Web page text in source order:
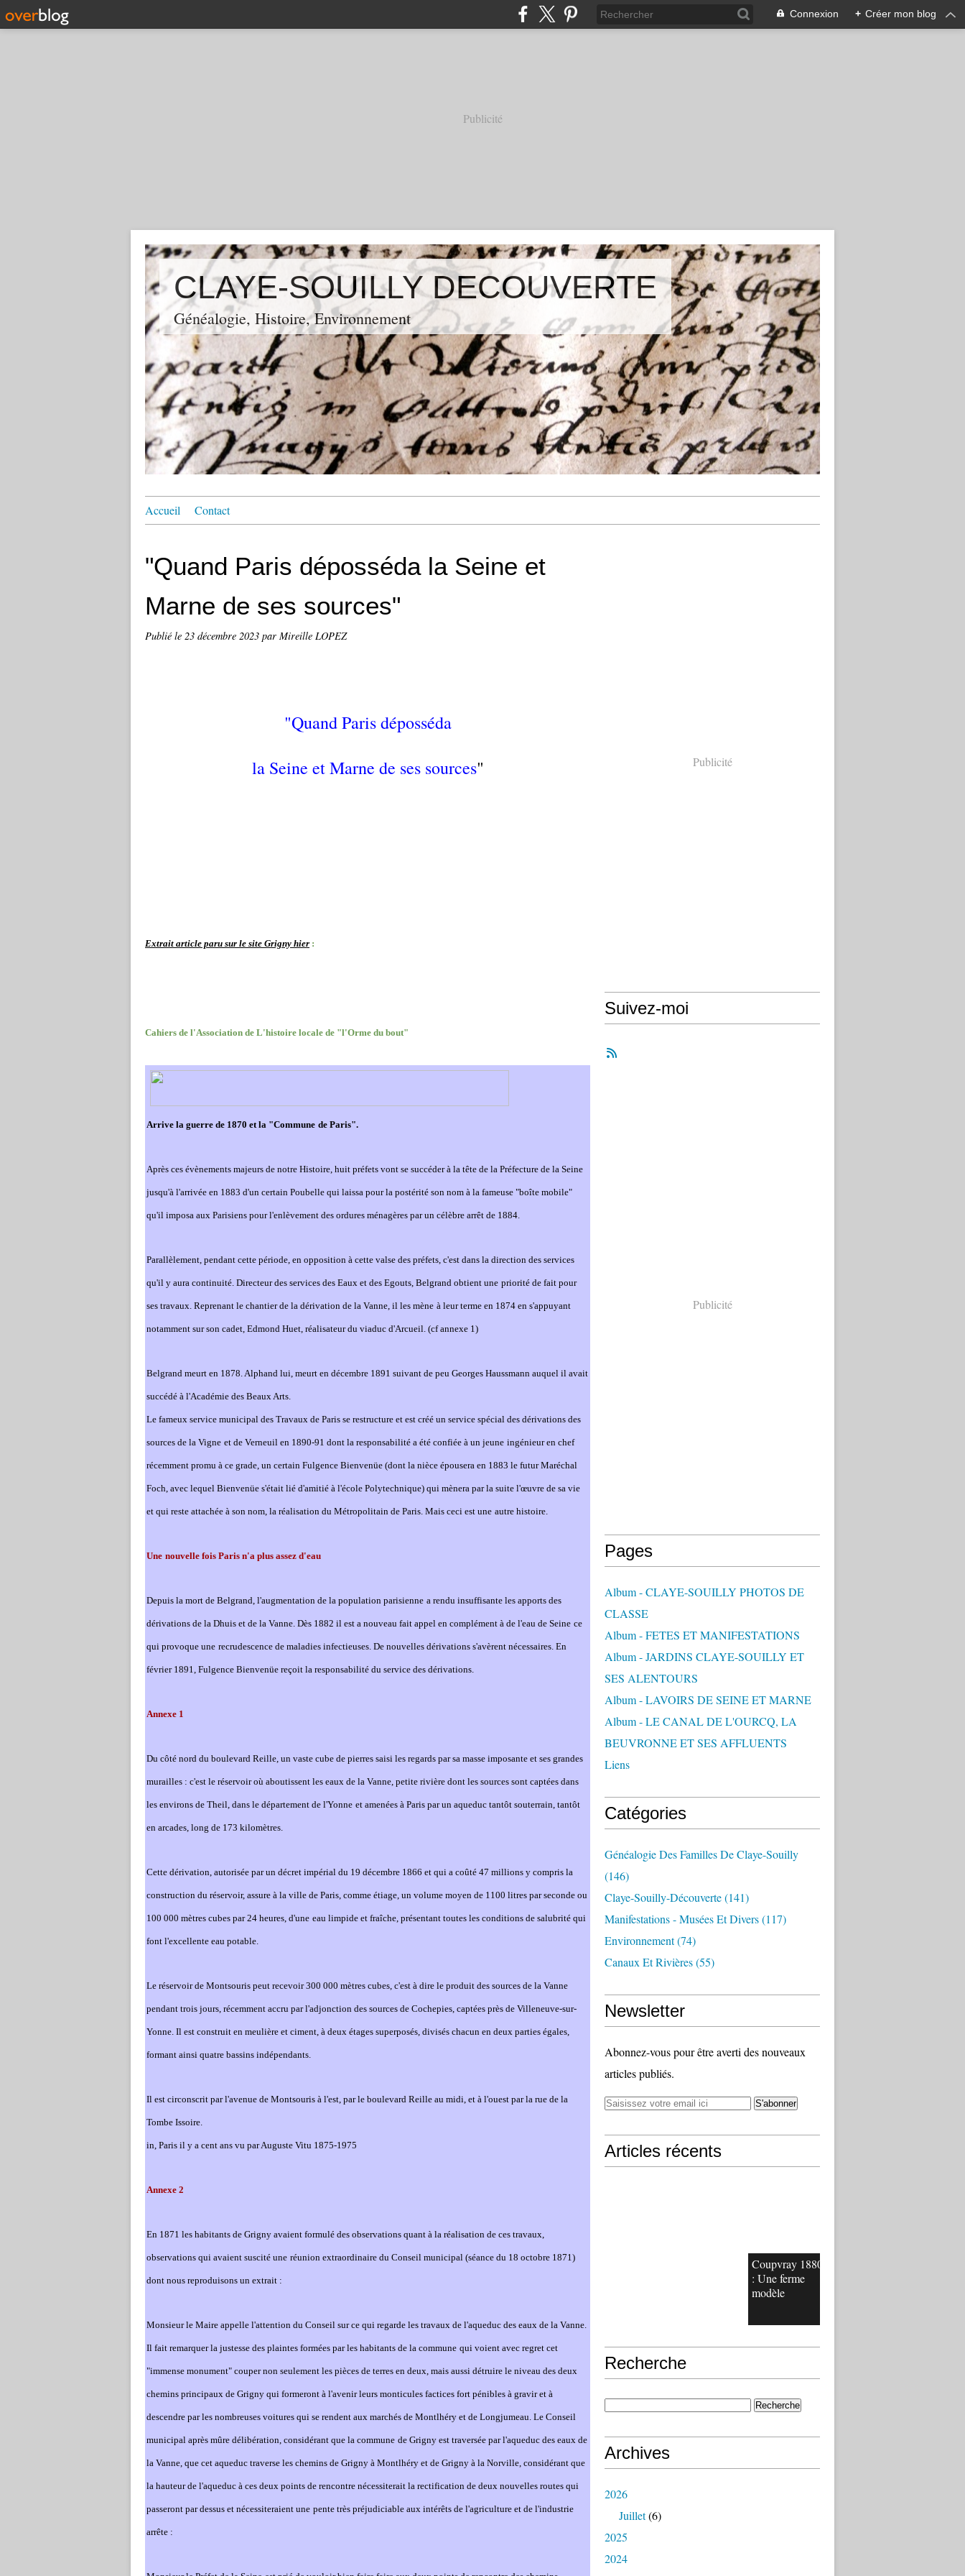
Connexion + Créer mon blog
Publicité
CLAYE-SOUILLY DECOUVERTE
Généalogie, Histoire, Environnement
Accueil Contact
"Quand Paris déposséda la Seine et
Marne de ses sources"
Publié le 23 décembre 2023 par Mireille LOPEZ
"Quand Paris déposséda
la Seine et Marne de ses sources"
Extrait article paru sur le site Grigny hier :
Cahiers de l'Association de L'histoire locale de "l'Orme du bout"
Arrive la guerre de 1870 et la "Commune de Paris".
Après ces évènements majeurs de notre Histoire, huit préfets vont se succéder à la tête de la Préfecture de la Seine
jusqu'à l'arrivée en 1883 d'un certain Poubelle qui laissa pour la postérité son nom à la fameuse "boîte mobile"
qu'il imposa aux Parisiens pour l'enlèvement des ordures ménagères par un célèbre arrêt de 1884.
Parallèlement, pendant cette période, en opposition à cette valse des préfets, c'est dans la direction des services
qu'il y aura continuité. Directeur des services des Eaux et des Egouts, Belgrand obtient une priorité de fait pour
ses travaux. Reprenant le chantier de la dérivation de la Vanne, il les mène à leur terme en 1874 en s'appuyant
notamment sur son cadet, Edmond Huet, réalisateur du viaduc d'Arcueil. (cf annexe 1)
Belgrand meurt en 1878. Alphand lui, meurt en décembre 1891 suivant de peu Georges Haussmann auquel il avait
succédé à l'Académie des Beaux Arts.
Le fameux service municipal des Travaux de Paris se restructure et est créé un service spécial des dérivations des
sources de la Vigne et de Verneuil en 1890-91 dont la responsabilité a été confiée à un jeune ingénieur en chef
récemment promu à ce grade, un certain Fulgence Bienvenüe (dont la nièce épousera en 1883 le futur Maréchal
Foch, avec lequel Bienvenüe s'était lié d'amitié à l'école Polytechnique) qui mènera par la suite l'œuvre de sa vie
et qui reste attachée à son nom, la réalisation du Métropolitain de Paris. Mais ceci est une autre histoire.
Une nouvelle fois Paris n'a plus assez d'eau
Depuis la mort de Belgrand, l'augmentation de la population parisienne a rendu insuffisante les apports des
dérivations de la Dhuis et de la Vanne. Dès 1882 il est a nouveau fait appel en complément à de l'eau de Seine ce
qui provoque une recrudescence de maladies infectieuses. De nouvelles dérivations s'avèrent nécessaires. En
février 1891, Fulgence Bienvenüe reçoit la responsabilité du service des dérivations.
Annexe 1
Du côté nord du boulevard Reille, un vaste cube de pierres saisi les regards par sa masse imposante et ses grandes
murailles : c'est le réservoir où aboutissent les eaux de la Vanne, petite rivière dont les sources sont captées dans
les environs de Theil, dans le département de l'Yonne et amenées à Paris par un aqueduc tantôt souterrain, tantôt
en arcades, long de 173 kilomètres.
Cette dérivation, autorisée par un décret impérial du 19 décembre 1866 et qui a coûté 47 millions y compris la
construction du réservoir, assure à la ville de Paris, comme étiage, un volume moyen de 1100 litres par seconde ou
100 000 mètres cubes par 24 heures, d'une eau limpide et fraîche, présentant toutes les conditions de salubrité qui
font l'excellente eau potable.
Le réservoir de Montsouris peut recevoir 300 000 mètres cubes, c'est à dire le produit des sources de la Vanne
pendant trois jours, récemment accru par l'adjonction des sources de Cochepies, captées près de Villeneuve-sur-
Yonne. Il est construit en meulière et ciment, à deux étages superposés, divisés chacun en deux parties égales,
formant ainsi quatre bassins indépendants.
Il est circonscrit par l'avenue de Montsouris à l'est, par le boulevard Reille au midi, et à l'ouest par la rue de la
Tombe Issoire.
in, Paris il y a cent ans vu par Auguste Vitu 1875-1975
Annexe 2
En 1871 les habitants de Grigny avaient formulé des observations quant à la réalisation de ces travaux,
observations qui avaient suscité une réunion extraordinaire du Conseil municipal (séance du 18 octobre 1871)
dont nous reproduisons un extrait :
Monsieur le Maire appelle l'attention du Conseil sur ce qui regarde les travaux de l'aqueduc des eaux de la Vanne.
Il fait remarquer la justesse des plaintes formées par les habitants de la commune qui voient avec regret cet
"immense monument" couper non seulement les pièces de terres en deux, mais aussi détruire le niveau des deux
chemins principaux de Grigny qui formeront à l'avenir leurs monticules factices fort pénibles à gravir et à
descendre par les nombreuses voitures qui se rendent aux marchés de Montlhéry et de Longjumeau. Le Conseil
municipal après mûre délibération, considérant que la commune de Grigny est traversée par l'aqueduc des eaux de
la Vanne, que cet aqueduc traverse les chemins de Grigny à Montlhéry et de Grigny à la Norville, considérant que
la hauteur de l'aqueduc à ces deux points de rencontre nécessiterait la rectification de deux nouvelles routes qui
passeront par dessus et nécessiteraient une pente très préjudiciable aux intérêts de l'agriculture et de l'industrie
arrête :
Publicité
Suivez-moi
Publicité
Pages
Album - CLAYE-SOUILLY PHOTOS DE
CLASSE
Album - FETES ET MANIFESTATIONS
Album - JARDINS CLAYE-SOUILLY ET
SES ALENTOURS
Album - LAVOIRS DE SEINE ET MARNE
Album - LE CANAL DE L'OURCQ, LA
BEUVRONNE ET SES AFFLUENTS
Liens
Catégories
Généalogie Des Familles De Claye-Souilly
(146)
Claye-Souilly-Découverte(141)
Manifestations - Musées Et Divers(117)
Environnement(74)
Canaux Et Rivières(55)
Newsletter
Abonnez-vous pour être averti des nouveaux
articles publiés.
Articles récents
Coupvray 1880
: Une ferme
modèle
Recherche
Archives
2026
Juillet(6)
2025
2024